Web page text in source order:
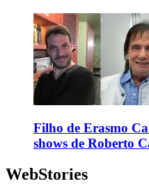
Filho de Erasmo
shows de Roberto
WebStories